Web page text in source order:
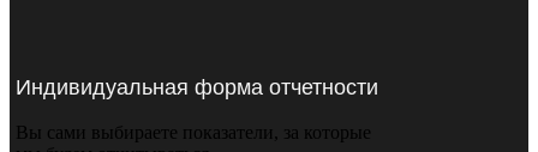
Индивидуальная форма отчетности
Вы сами выбираете показатели, за которые